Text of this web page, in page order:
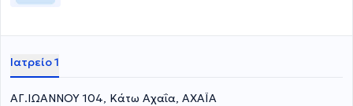
Ιατρείο 1
ΑΓ.ΙΩΑΝΝΟΥ 104, Κάτω Αχαΐα, ΑΧΑΪΑ